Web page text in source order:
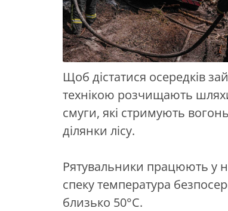
Щоб дістатися осередків
технікою розчищають
смуги, які стримують
ділянки лісу.
Рятувальники працюють у
спеку температура
близько 50°C.